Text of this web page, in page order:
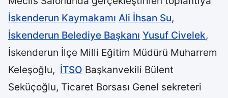
İskenderun Kaymakamı Ali İhsan Su,
İskenderun Belediye Başkanı Yusuf Civelek,
İskenderun İlçe Milli Eğitim Müdürü Muharrem
Keleşoğlu, İTSO Başkanvekili Bülent
Seküçoğlu, Ticaret Borsası Genel sekreteri